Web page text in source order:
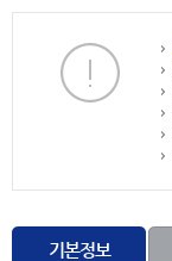
기본정보